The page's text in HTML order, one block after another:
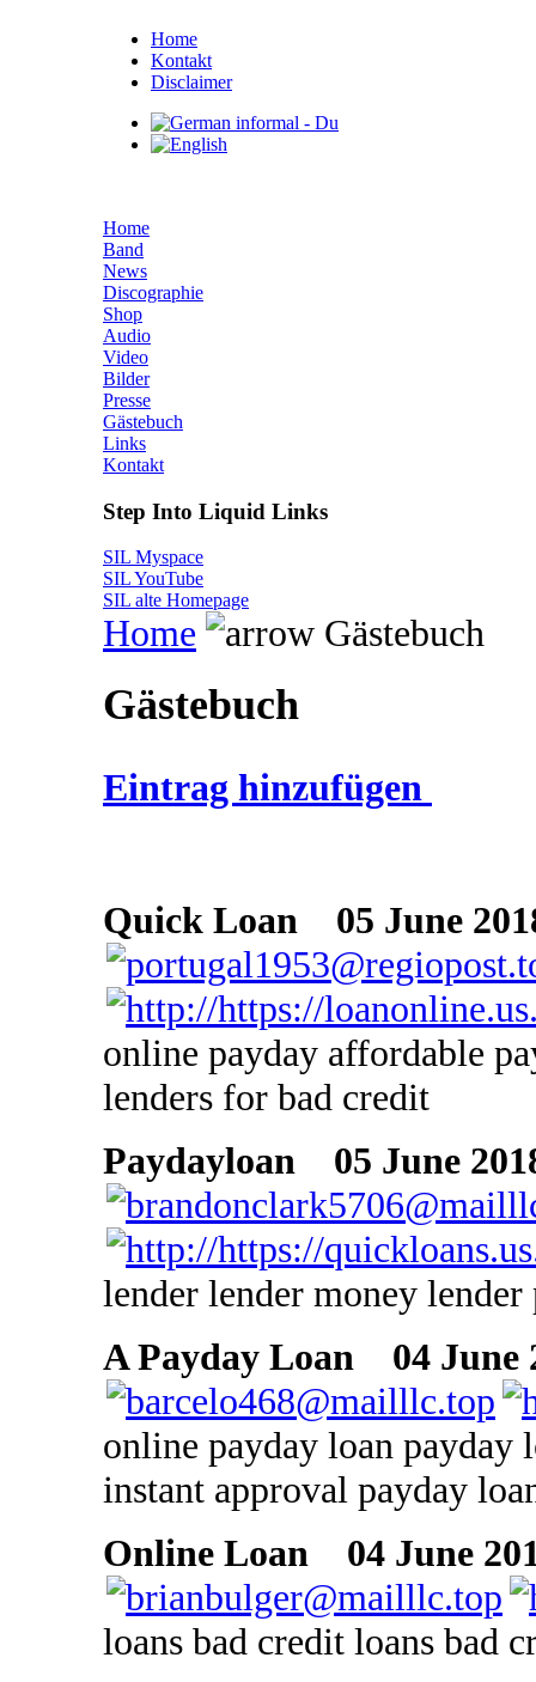
Home
Kontakt
Disclaimer
Home
Band
News
Discographie
Shop
Audio
Video
Bilder
Presse
Gästebuch
Links
Kontakt
Step Into Liquid Links
SIL Myspace
SIL YouTube
SIL alte Homepage
Home Gästebuch
Gästebuch
Eintrag hinzufügen
Quick Loan 05 June
online payday affordable
lenders for bad credit
Paydayloan
05 June
lender lender money
A Payday Loan
04 June
online payday loan payday
instant approval payday
Online Loan
04 June
loans bad credit loans bad